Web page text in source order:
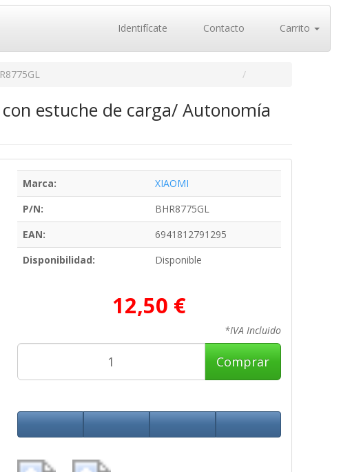
Identifícate Contacto Carrito
estuche de carga/ Autonomía
Marca:
XIAOMI
P/N:
BHR8775GL
EAN:
6941812791295
Disponibilidad:
Disponible
12,50 €
*IVA Incluido
Comprar